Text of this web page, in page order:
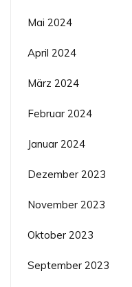
Mai 2024
April 2024
März 2024
Februar 2024
Januar 2024
Dezember 2023
November 2023
Oktober 2023
September 2023